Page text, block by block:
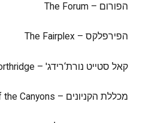
הפורום – The Forum
הפירפלקס – The Fairplex
קאל סטייט נורת‘רידג' – Cal State Northridge
מכללת הקניונים – College of the Canyons